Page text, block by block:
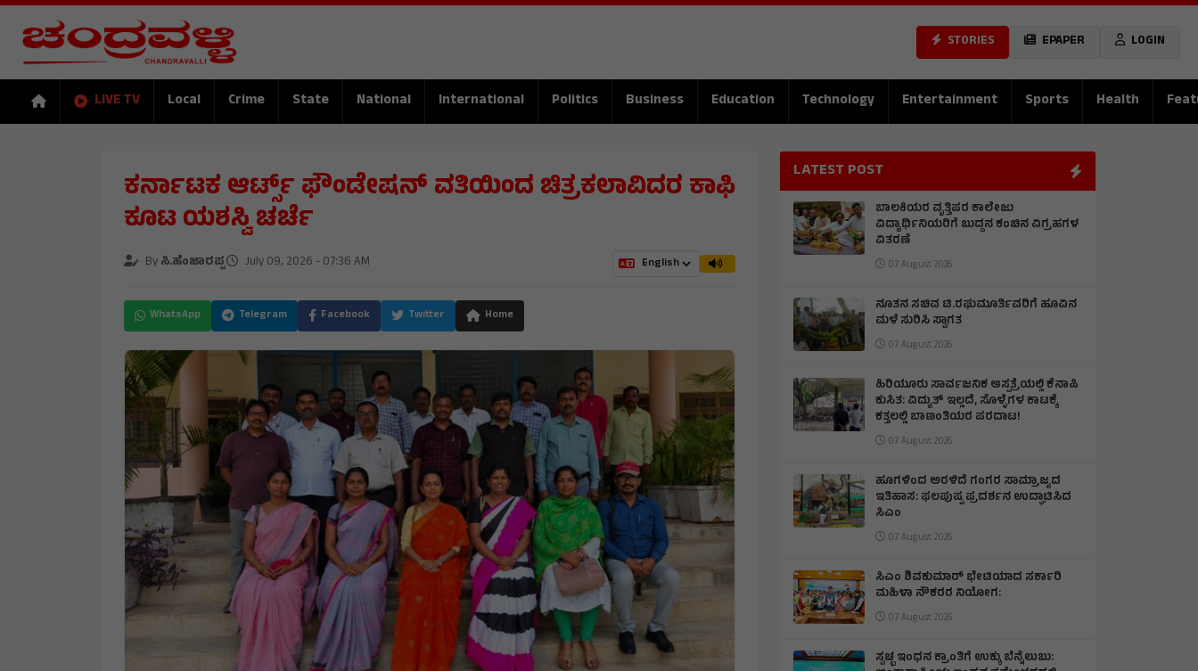
STORIES EPAPER LOGIN
LIVE TV Local Crime State National International Politics Business Education Technology Entertainment Sports Health
ಕರ್ನಾಟಕ ಆರ್ಟ್ಸ್ ಫೌಂಡೇಷನ್ ವತಿಯಿಂದ ಚಿತ್ರಕಲಾವಿದರ ಕಾಫಿ
ಕೂಟ ಯಶಸ್ವಿ ಚರ್ಚೆ
Byಸಿ.ಹೆಂಜಾರಪ್ಪ July 09, 2026 - 07:36 AM
WhatsApp Telegram Facebook Twitter Home
LATEST POST
ಬಾಲಕಿಯರ ವೃತ್ತಿಪರ ಕಾಲೇಜು
ವಿದ್ಯಾರ್ಥಿನಿಯರಿಗೆ ಬುದ್ದನ ಕಂಚಿನ ವಿಗ್ರಹಗಳ
ವಿತರಣೆ
07 August 2026
ನೂತನ ಸಚಿವ ಟಿ.ರಘುಮೂರ್ತಿವರಿಗೆ ಹೂವಿನ
ಮಳೆ ಸುರಿಸಿ ಸ್ವಾಗತ
07 August 2026
ಹಿರಿಯೂರು ಸಾರ್ವಜನಿಕ ಆಸ್ಪತ್ರೆಯಲ್ಲಿ ಕೆನಾಪಿ
ಕುಸಿತ: ವಿದ್ಯುತ್‌ ಇಲ್ಲದೆ, ಸೊಳ್ಳೆಗಳ ಕಾಟಕ್ಕೆ
ಕತ್ತಲಲ್ಲಿ ಬಾಣಂತಿಯರ ಪರದಾಟ!
07 August 2026
ಹೂಗಳಿಂದ ಅರಳಿದೆ ಗಂಗರ ಸಾಮ್ರಾಜ್ಯದ
ಇತಿಹಾಸ: ಫಲಪುಷ್ಪ ಪ್ರದರ್ಶನ ಉದ್ಘಾಟಿಸಿದ
ಸಿಎಂ
07 August 2026
ಸಿಎಂ ಶಿವಕುಮಾರ್‌ ಭೇಟಿಯಾದ ಸರ್ಕಾರಿ
ಮಹಿಳಾ ನೌಕರರ ನಿಯೋಗ:
07 August 2026
ಸ್ವಚ್ಛ ಇಂಧನ ಕ್ರಾಂತಿಗೆ ಉಕ್ಕು ಬೆನ್ನೆಲುಬು: